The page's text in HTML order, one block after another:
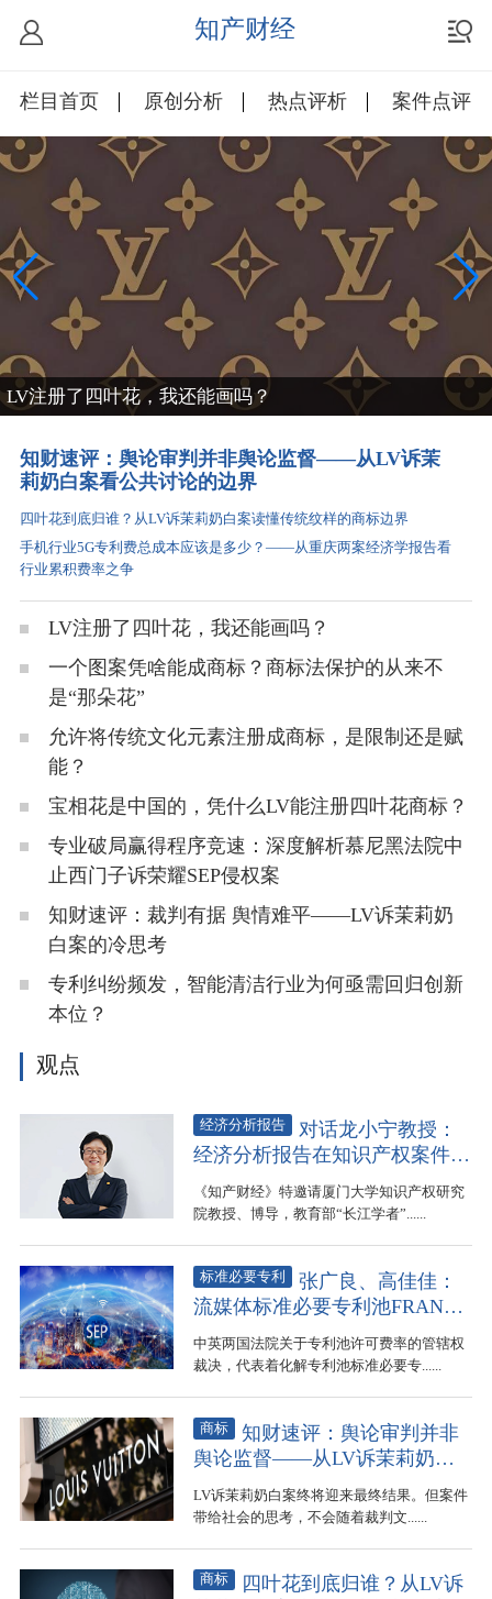
知产财经
栏目首页 原创分析 热点评析 案件点评
LV注册了四叶花，我还能画吗？
知财速评：舆论审判并非舆论监督——从LV诉茉
莉奶白案看公共讨论的边界
四叶花到底归谁？从LV诉茉莉奶白案读懂传统纹样的商标边界
手机行业5G专利费总成本应该是多少？——从重庆两案经济学报告看
行业累积费率之争
LV注册了四叶花，我还能画吗？
一个图案凭啥能成商标？商标法保护的从来不
是“那朵花”
允许将传统文化元素注册成商标，是限制还是赋
能？
宝相花是中国的，凭什么LV能注册四叶花商标？
专业破局赢得程序竞速：深度解析慕尼黑法院中
止西门子诉荣耀SEP侵权案
知财速评：裁判有据 舆情难平——LV诉茉莉奶
白案的冷思考
专利纠纷频发，智能清洁行业为何亟需回归创新
本位？
观点
经济分析报告
对话龙小宁教授：
经济分析报告在知识产权案件中
有何作用？
《知产财经》特邀请厦门大学知识产权研究
院教授、博导，教育部“长江学者”......
标准必要专利
张广良、高佳佳：
流媒体标准必要专利池FRAND
许可费率的司法管辖：以中英判
例为切入点
中英两国法院关于专利池许可费率的管辖权
裁决，代表着化解专利池标准必要专......
商标
知财速评：舆论审判并非
舆论监督——从LV诉茉莉奶白
案看公共讨论的边界
LV诉茉莉奶白案终将迎来最终结果。但案件
带给社会的思考，不会随着裁判文......
商标
四叶花到底归谁？从LV诉